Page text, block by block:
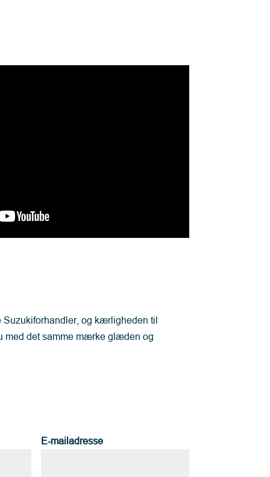
og kærligheden til
med det samme mærke glæden og
E-mailadresse